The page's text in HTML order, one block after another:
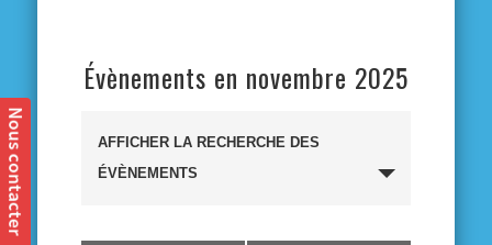
Évènements en novembre 2025
Recherche
et
navigation
AFFICHER LA RECHERCHE DES
ÉVÈNEMENTS